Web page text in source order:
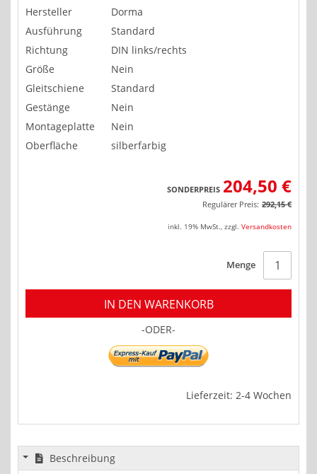
Hersteller
Dorma
Ausführung
Standard
Richtung
DIN links/rechts
Größe
Nein
Gleitschiene
Standard
Gestänge
Nein
Montageplatte
Nein
Oberfläche
silberfarbig
SONDERPREIS 204,50 €
Regulärer Preis: 292,15 €
inkl. 19% MwSt. zzgl. Versandkosten
Menge
IN DEN WARENKORB
-ODER-
Lieferzeit: 2-4 Wochen
Beschreibung